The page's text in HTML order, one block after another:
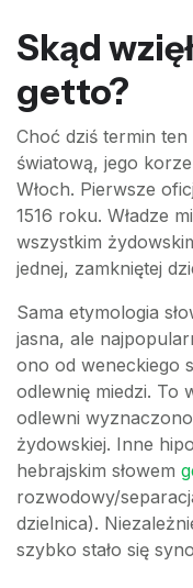
Skąd
getto?
Choć dziś termin
światową, jego
Włoch. Pierwsze
1516 roku. Władze
wszystkim
jednej, zamkniętej
Sama etymologia
jasna, ale
ono od weneckiego
odlewnię miedzi. To
odlewni
żydowskiej. Inne
hebrajskim słowem
rozwodowy/
dzielnica).
szybko stało się